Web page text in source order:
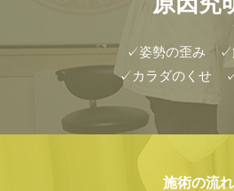
✓姿勢の歪み ✓
✓カラダのくせ
施術の流れ